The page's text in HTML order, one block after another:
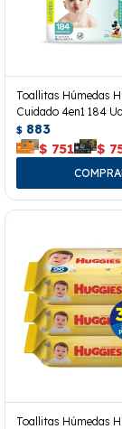
Toallitas Húmedas
Cuidado 4en1 184
$ 883
$ 751 $
Toallitas Húmedas